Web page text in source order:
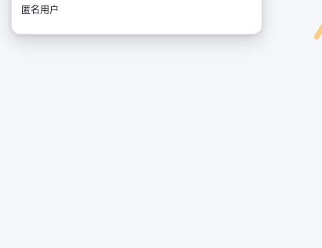
匿名用户